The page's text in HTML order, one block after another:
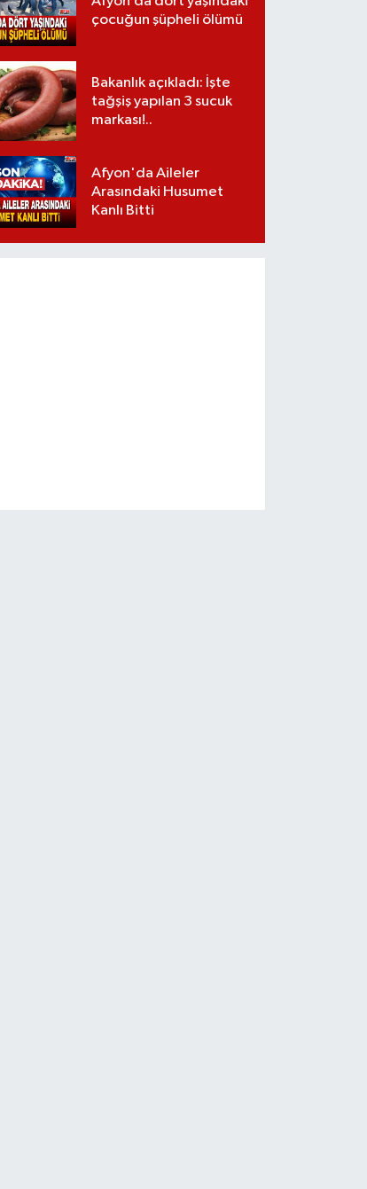
çocuğun şüpheli ölümü
Bakanlık açıkladı: İşte
tağşiş yapılan 3 sucuk
markası!..
Afyon'da Aileler
Arasındaki Husumet
Kanlı Bitti